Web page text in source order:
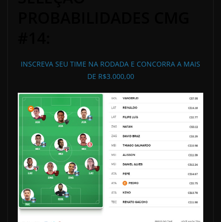
INSCREVA SEU TIME NA RODADA E CONCORRA A MAIS
DE R$3.000,00